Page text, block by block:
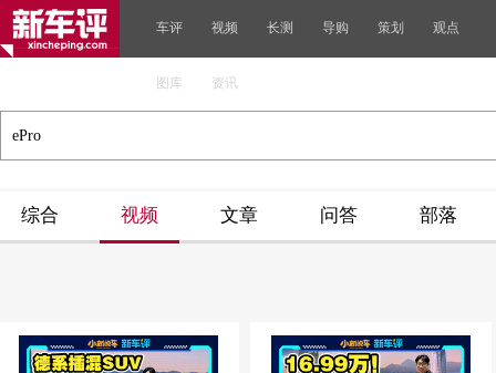
车评 视频 长测 导购 策划 观点
图库 资讯
综合 视频 文章 问答 部落